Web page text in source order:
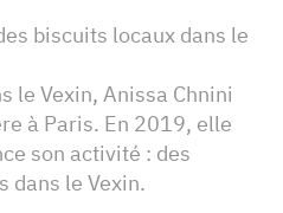
biscuits locaux dans le
le Vexin, Anissa Chnini
à Paris. En 2019, elle
son activité : des
dans le Vexin.